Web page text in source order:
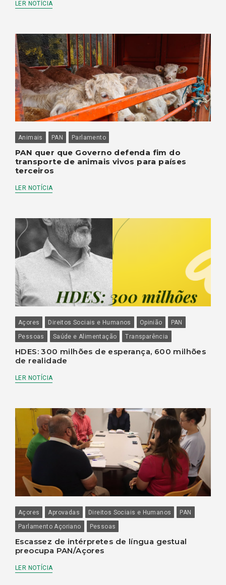
LER NOTÍCIA
Animais PAN Parlamento
PAN quer que Governo defenda fim do
transporte de animais vivos para países
terceiros
LER NOTÍCIA
Açores Direitos Sociais e Humanos Opinião
PAN
Pessoas
Saúde e Alimentação Transparência
HDES: 300 milhões de esperança, 600 milhões
de realidade
LER NOTÍCIA
Açores Aprovadas Direitos Sociais e Humanos
PAN
Parlamento Açoriano
Pessoas
Escassez de intérpretes de língua gestual
preocupa PAN/Açores
LER NOTÍCIA